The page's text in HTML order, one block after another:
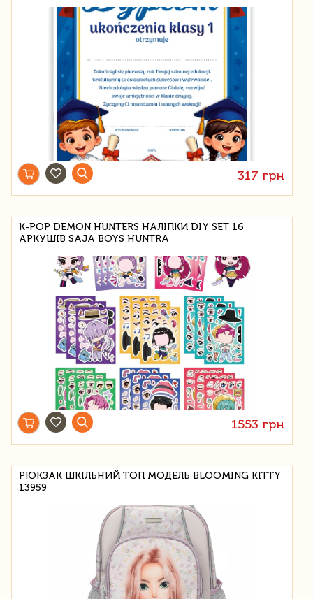
317 грн
K-POP DEMON HUNTERS НАЛІПКИ DIY SET 16
АРКУШІВ SAJA BOYS HUNTRA
1553 грн
РЮКЗАК ШКІЛЬНИЙ ТОП МОДЕЛЬ BLOOMING KITTY
13959